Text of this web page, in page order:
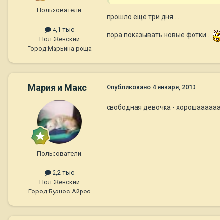
Пользователи.
4,1 тыс
Пол:Женский
Город:Марьина роща
прошло ещё три дня....
пора показывать новые фотки...
Мария и Макс
Пользователи.
2,2 тыс
Пол:Женский
Город:Буэнос-Айрес
Опубликовано 4 января, 2010
свободная девочка -